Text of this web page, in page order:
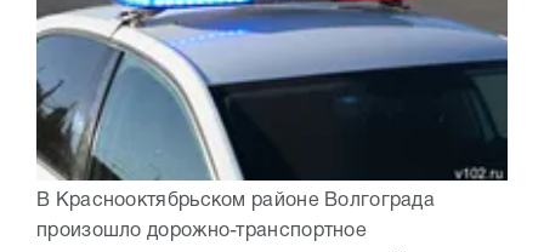
В Краснооктябрьском районе Волгограда
произошло дорожно-транспортное